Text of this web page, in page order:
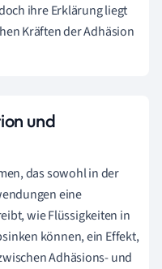
ihre Erklärung liegt
Kräften der Adhäsion
und
das sowohl in der
eine
wie Flüssigkeiten in
können, ein Effekt,
Adhäsions- und